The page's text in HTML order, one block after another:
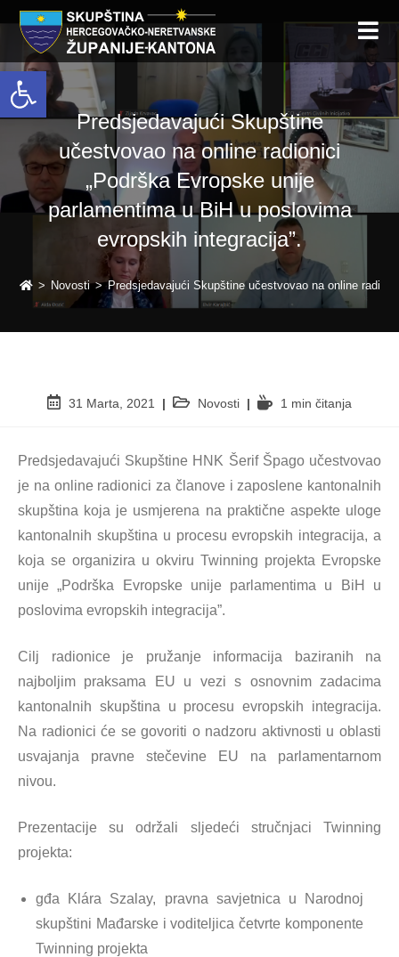
Open toolbar
Predsjedavajući Skupštine
učestvovao na online radionici
„Podrška Evropske unije
parlamentima u BiH u poslovima
evropskih integracija”.
> Novosti > Predsjedavajući Skupštine učestvovao na online
31 Marta, 2021 Novosti 1 min čitanja
Predsjedavajući Skupštine HNK Šerif Špago učestvovao
je na online radionici za članove i zaposlene kantonalnih
skupština koja je usmjerena na praktične aspekte uloge
kantonalnih skupština u procesu evropskih integracija, a
koja se organizira u okviru Twinning projekta Evropske
unije „Podrška Evropske unije parlamentima u BiH u
poslovima evropskih integracija”.
Cilj radionice je pružanje informacija baziranih na
najboljim praksama EU u vezi s osnovnim zadacima
kantonalnih skupština u procesu evropskih integracija.
Na radionici će se govoriti o nadzoru aktivnosti u oblasti
usvajanja pravne stečevine EU na parlamentarnom
nivou.
Prezentacije su održali sljedeći stručnjaci Twinning
projekta:
gđa Klára Szalay, pravna savjetnica u Narodnoj
skupštini Mađarske i voditeljica četvrte komponente
Twinning projekta